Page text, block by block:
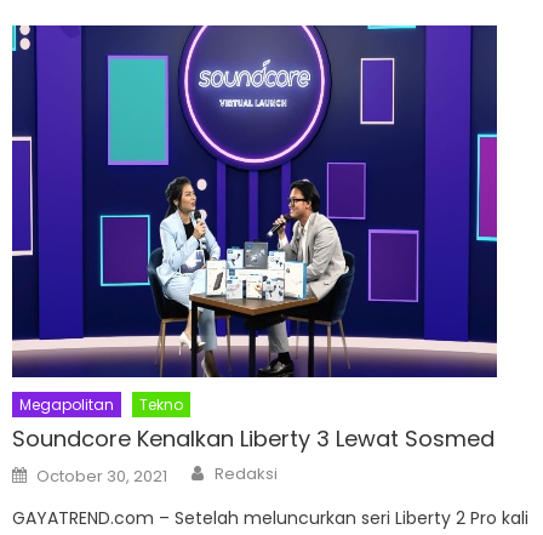
Megapolitan Tekno
Soundcore Kenalkan Liberty 3 Lewat Sosmed
Posted
on
October 30, 2021 Author
Redaksi
GAYATREND.com – Setelah meluncurkan seri Liberty 2 Pro kali